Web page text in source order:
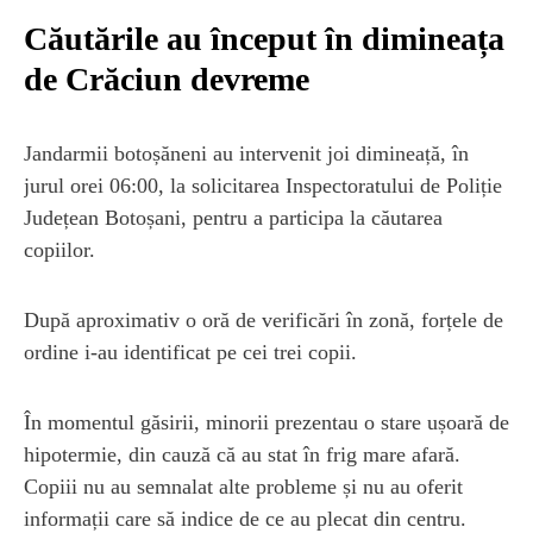
Căutările au început în dimineața
de Crăciun devreme
Jandarmii botoșăneni au intervenit joi dimineață, în
jurul orei 06:00, la solicitarea Inspectoratului de Poliție
Județean Botoșani, pentru a participa la căutarea
copiilor.
După aproximativ o oră de verificări în zonă, forțele de
ordine i-au identificat pe cei trei copii.
În momentul găsirii, minorii prezentau o stare ușoară de
hipotermie, din cauză că au stat în frig mare afară.
Copiii nu au semnalat alte probleme și nu au oferit
informații care să indice de ce au plecat din centru.